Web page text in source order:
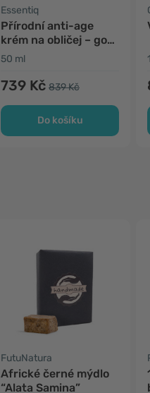
Essentiq
Přírodní anti-age
krém na obličej – gotu
kola & růže
50 ml
739 Kč 839 Kč
Do košíku
FutuNatura
Africké černé mýdlo
“Alata Samina”